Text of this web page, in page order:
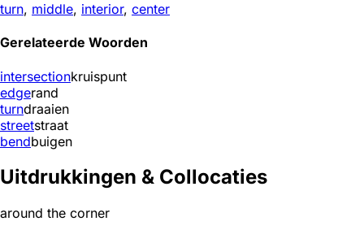
turn, middle, interior, center
Gerelateerde Woorden
intersectionkruispunt
edgerand
turndraaien
streetstraat
bendbuigen
Uitdrukkingen & Collocaties
around the corner